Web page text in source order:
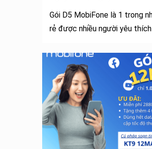
Gói D5 MobiFone là 1 trong
rẻ được nhiều người yêu